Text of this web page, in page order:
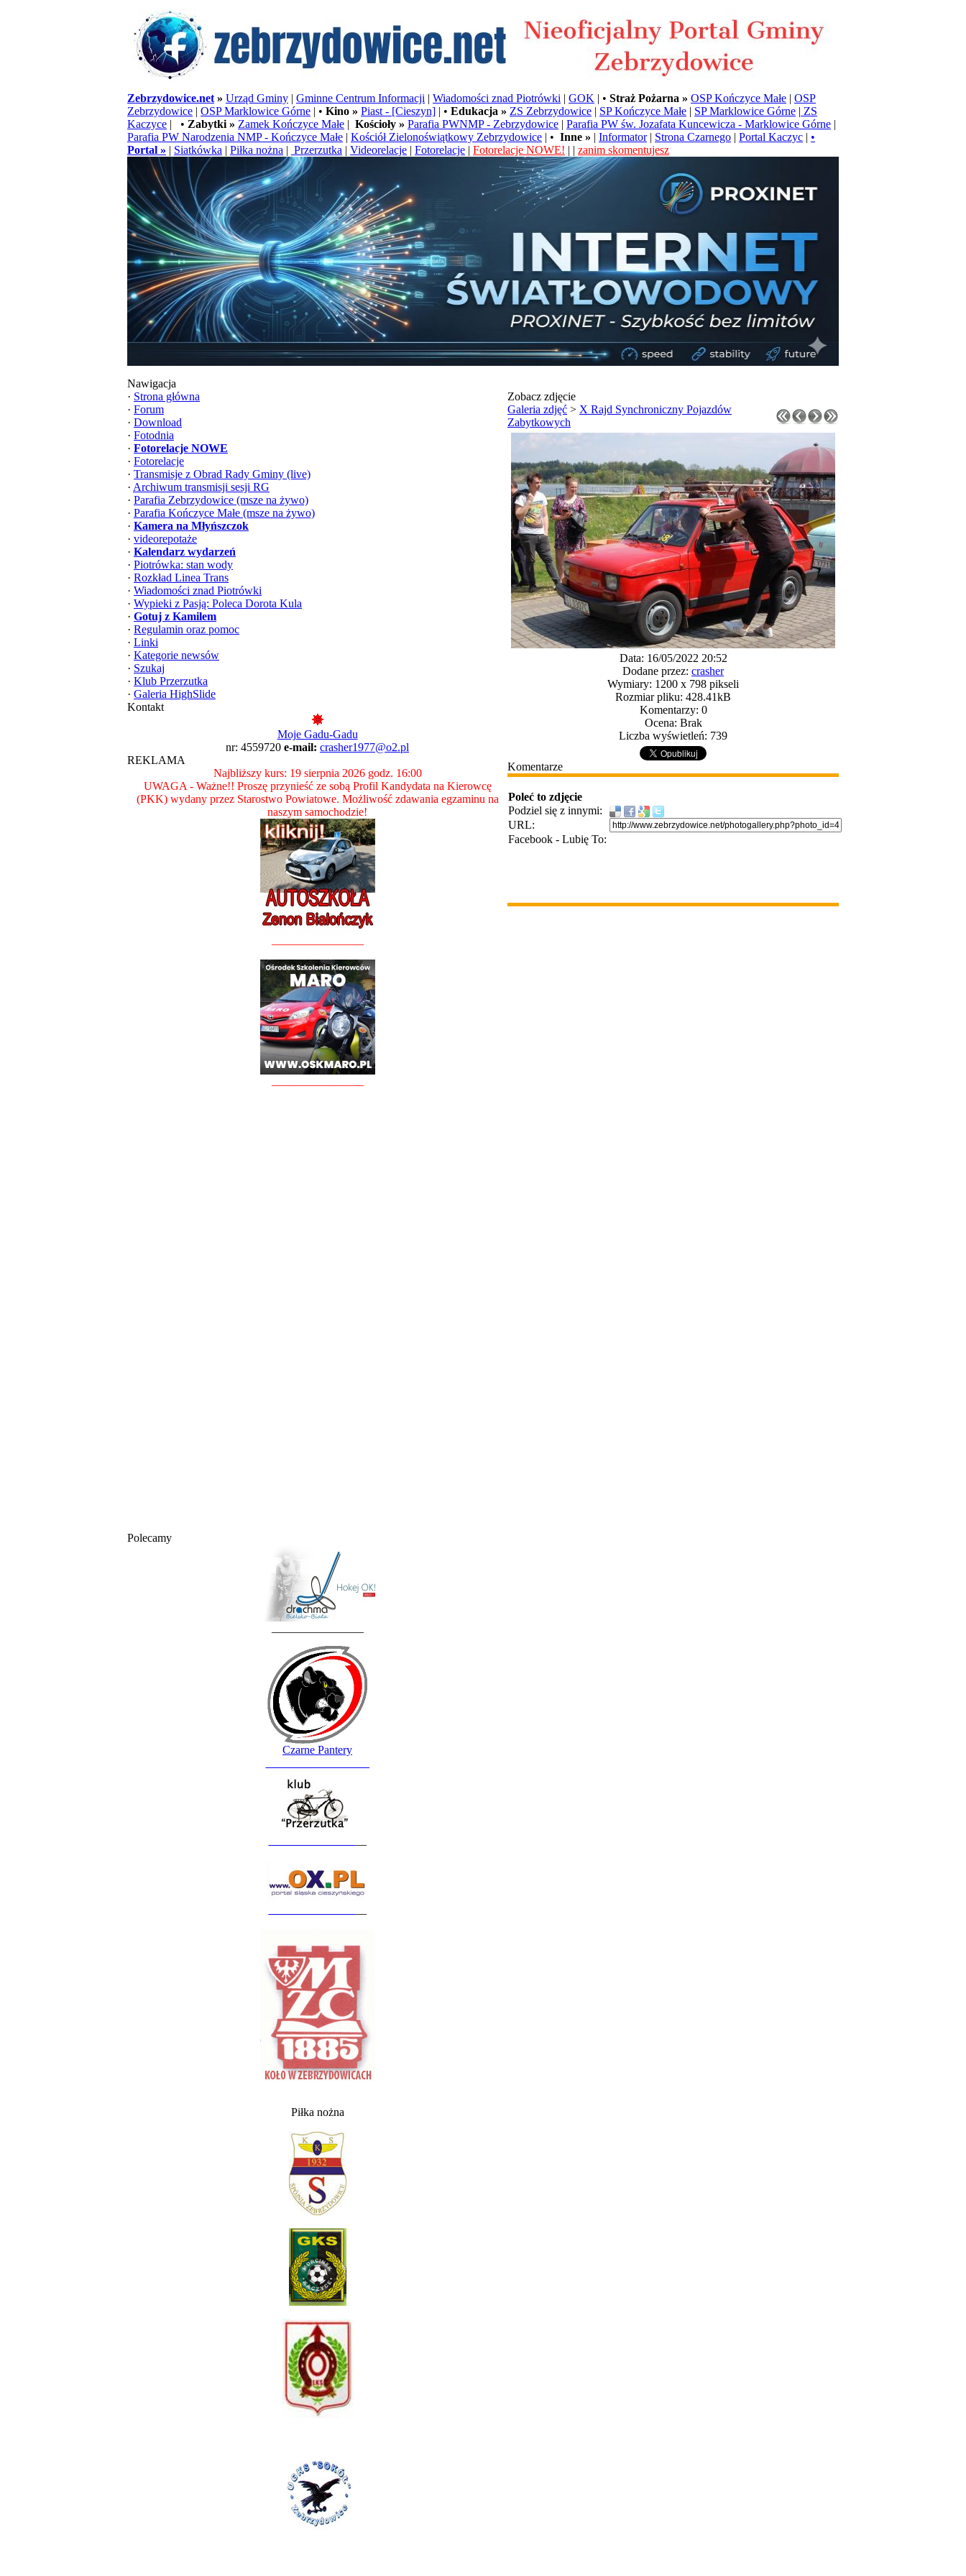
Zebrzydowice.net » Urząd Gminy | Gminne Centrum Informacji | Wiadomości znad Piotrówki | GOK | • Straż Pożarna » OSP Kończyce Małe | OSP
Zebrzydowice | OSP Marklowice Górne | • Kino » Piast - [Cieszyn] | • Edukacja » ZS Zebrzydowice | SP Kończyce Małe | SP Marklowice Górne | ZS
Kaczyce | • Zabytki » Zamek Kończyce Małe | Kościoły » Parafia PWNMP - Zebrzydowice | Parafia PW św. Jozafata Kuncewicza - Marklowice Górne |
Parafia PW Narodzenia NMP - Kończyce Małe | Kościół Zielonoświątkowy Zebrzydowice | • Inne » | Informator| Strona Czarnego | Portal Kaczyc | •
Portal » | Siatkówka | Piłka nożna | Przerzutka | Videorelacje | Fotorelacje | Fotorelacje NOWE! | | zanim skomentujesz
Nawigacja
· Strona główna
· Forum
· Download
· Fotodnia
· Fotorelacje NOWE
· Fotorelacje
· Transmisje z Obrad Rady Gminy (live)
· Archiwum transmisji sesji RG
· Parafia Zebrzydowice (msze na żywo)
· Parafia Kończyce Małe (msze na żywo)
· Kamera na Młyńszczok
· videorepotaże
· Kalendarz wydarzeń
· Piotrówka: stan wody
· Rozkład Linea Trans
· Wiadomości znad Piotrówki
· Wypieki z Pasją: Poleca Dorota Kula
· Gotuj z Kamilem
· Regulamin oraz pomoc
· Linki
· Kategorie newsów
· Szukaj
· Klub Przerzutka
· Galeria HighSlide
Kontakt
Moje Gadu-Gadu
nr: 4559720 e-mail: crasher1977@o2.pl
REKLAMA
Najbliższy kurs: 19 sierpnia 2026 godz. 16:00
UWAGA - Ważne!! Proszę przynieść ze sobą Profil Kandydata na Kierowcę
(PKK) wydany przez Starostwo Powiatowe. Możliwość zdawania egzaminu na
naszym samochodzie!
Polecamy
Czarne Pantery
Piłka nożna
Zobacz zdjęcie
Galeria zdjęć > X Rajd Synchroniczny Pojazdów
Zabytkowych
Data: 16/05/2022 20:52
Dodane przez: crasher
Wymiary: 1200 x 798 pikseli
Rozmiar pliku: 428.41kB
Komentarzy: 0
Ocena: Brak
Liczba wyświetleń: 739
Komentarze
Poleć to zdjęcie
Podziel się z innymi:
URL:
Facebook - Lubię To: